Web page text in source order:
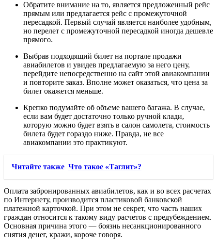
Обратите внимание на то, является предложенный рейс
прямым или предлагается рейс с промежуточной
пересадкой. Первый случай является наиболее удобным,
но перелет с промежуточной пересадкой иногда дешевле
прямого.
Выбрав подходящий билет на портале продажи
авиабилетов и увидев предлагаемую за него цену,
перейдите непосредственно на сайт этой авиакомпании
и повторите заказ. Вполне может оказаться, что цена за
билет окажется меньше.
Крепко подумайте об объеме вашего багажа. В случае,
если вам будет достаточно только ручной клади,
которую можно будет взять в салон самолета, стоимость
билета будет гораздо ниже. Правда, не все
авиакомпании это практикуют.
Читайте также Что такое «Таглит»?
Оплата забронированных авиабилетов, как и во всех расчетах
по Интернету, производится пластиковой банковской
платежной карточкой. При этом не секрет, что часть наших
граждан относится к такому виду расчетов с предубеждением.
Основная причина этого — боязнь несанкционированного
снятия денег, кражи, короче говоря.